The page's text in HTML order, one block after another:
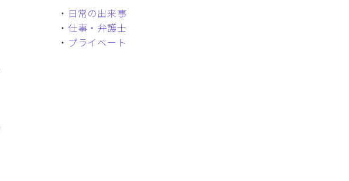
・ 日常の出来事
・ 仕事・弁護士
・ プライベート